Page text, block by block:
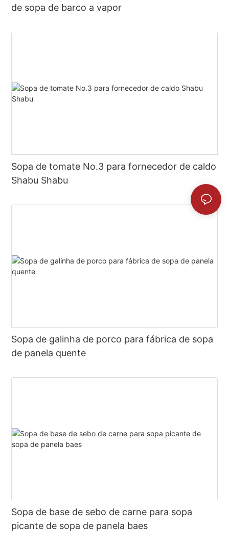
de sopa de barco a vapor
Sopa de tomate No.3 para fornecedor de caldo
Shabu Shabu
Sopa de galinha de porco para fábrica de sopa
de panela quente
Sopa de base de sebo de carne para sopa
picante de sopa de panela baes